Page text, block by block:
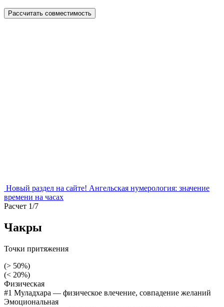
Рассчитать совместимость
Новый раздел на сайте! Ангельская нумерология: значение
времени на часах
Расчет 1/7
Чакры
Точки притяжения
(> 50%)
(< 20%)
Физическая
#1 Муладхара — физическое влечение, совпадение желаний
Эмоциональная